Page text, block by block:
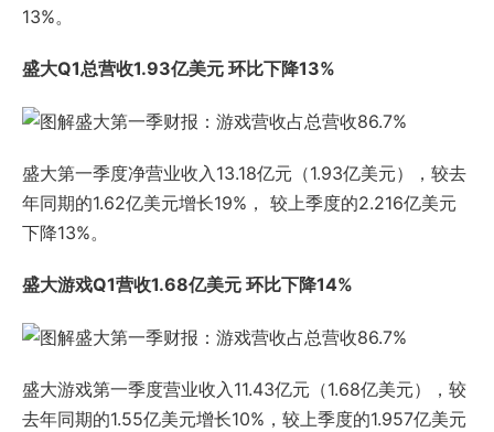
13%。
盛大Q1总营收1.93亿美元 环比下降13%
盛大第一季度净营业收入13.18亿元（1.93亿美元），较去
年同期的1.62亿美元增长19%， 较上季度的2.216亿美元
下降13%。
盛大游戏Q1营收1.68亿美元 环比下降14%
盛大游戏第一季度营业收入11.43亿元（1.68亿美元），较
去年同期的1.55亿美元增长10%，较上季度的1.957亿美元